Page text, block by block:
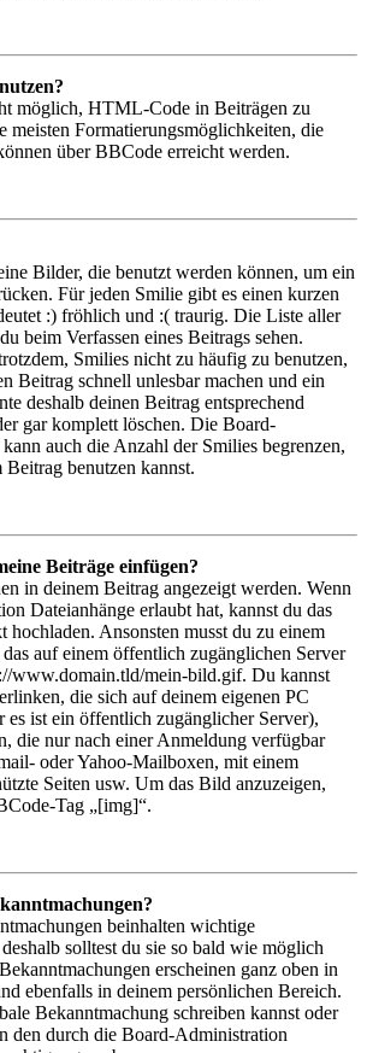
möglich, HTML-Code in Beiträgen zu
meisten Formatierungsmöglichkeiten, die
über BBCode erreicht werden.
Bilder, die benutzt werden können, um ein
Für jeden Smilie gibt es einen kurzen
:) fröhlich und :( traurig. Die Liste aller
beim Verfassen eines Beitrags sehen.
Smilies nicht zu häufig zu benutzen,
Beitrag schnell unlesbar machen und ein
deshalb deinen Beitrag entsprechend
gar komplett löschen. Die Board-
auch die Anzahl der Smilies begrenzen,
benutzen kannst.
Beiträge einfügen?
in deinem Beitrag angezeigt werden. Wenn
Dateianhänge erlaubt hat, kannst du das
hochladen. Ansonsten musst du zu einem
auf einem öffentlich zugänglichen Server
www.domain.tld/mein-bild.gif. Du kannst
die sich auf deinem eigenen PC
es ist ein öffentlich zugänglicher Server),
die nur nach einer Anmeldung verfügbar
oder Yahoo-Mailboxen, mit einem
Seiten usw. Um das Bild anzuzeigen,
Tag „[img]“.
beinhalten wichtige
solltest du sie so bald wie möglich
erscheinen ganz oben in
ebenfalls in deinem persönlichen Bereich.
Bekanntmachung schreiben kannst oder
den durch die Board-Administration